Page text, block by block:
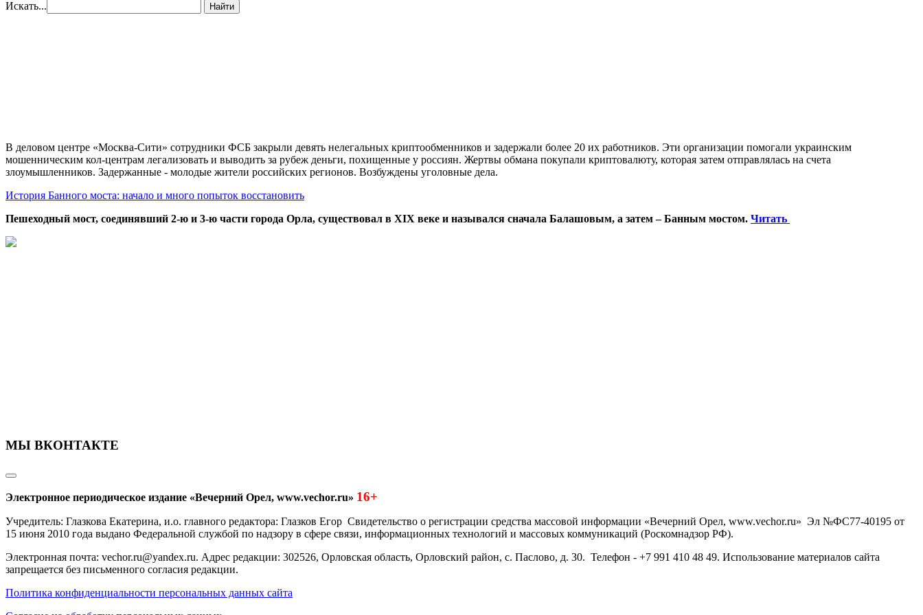
Искать... Найти
В деловом центре «Москва-Сити» сотрудники ФСБ закрыли девять нелегальных криптообменников и задержали более 20 их работников. Эти организации помогали украинским
мошенническим кол-центрам легализовать и выводить за рубеж деньги, похищенные у россиян. Жертвы обмана покупали криптовалюту, которая затем отправлялась на счета
злоумышленников. Задержанные - молодые жители российских регионов. Возбуждены уголовные дела.
История Банного моста: начало и много попыток восстановить
Пешеходный мост, соединявший 2-ю и 3-ю части города Орла, существовал в XIX веке и назывался сначала Балашовым, а затем – Банным мостом. Читать
МЫ ВКОНТАКТЕ
Электронное периодическое издание «Вечерний Орел, www.vechor.ru» 16+
Учредитель: Глазкова Екатерина, и.о. главного редактора: Глазков Егор Свидетельство о регистрации средства массовой информации «Вечерний Орел, www.vechor.ru» Эл №ФС77-40195 от
15 июня 2010 года выдано Федеральной службой по надзору в сфере связи, информационных технологий и массовых коммуникаций (Роскомнадзор РФ).
Электронная почта: vechor.ru@yandex.ru. Адрес редакции: 302526, Орловская область, Орловский район, с. Паслово, д. 30. Телефон - +7 991 410 48 49. Использование материалов сайта
запрещается без письменного согласия редакции.
Политика конфиденциальности персональных данных сайта